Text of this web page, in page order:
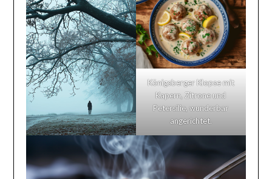
Königsberger Klopse mit
Kapern, Zitrone und
Petersilie, wunderbar
angerichtet.